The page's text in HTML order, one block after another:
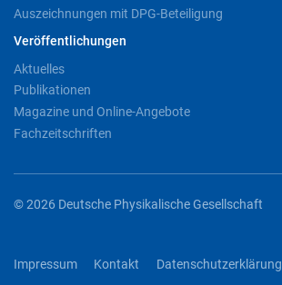
Auszeichnungen mit DPG-Beteiligung
Veröffentlichungen
Aktuelles
Publikationen
Magazine und Online-Angebote
Fachzeitschriften
© 2026 Deutsche Physikalische Gesellschaft
Impressum Kontakt Datenschutzerklärung